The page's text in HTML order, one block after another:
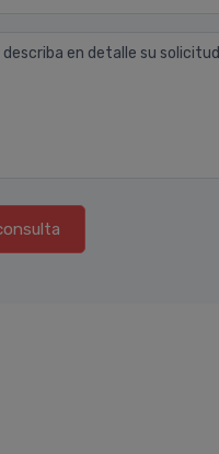
en detalle su solicitud